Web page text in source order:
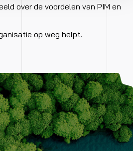
over de voordelen van PIM en
op weg helpt.